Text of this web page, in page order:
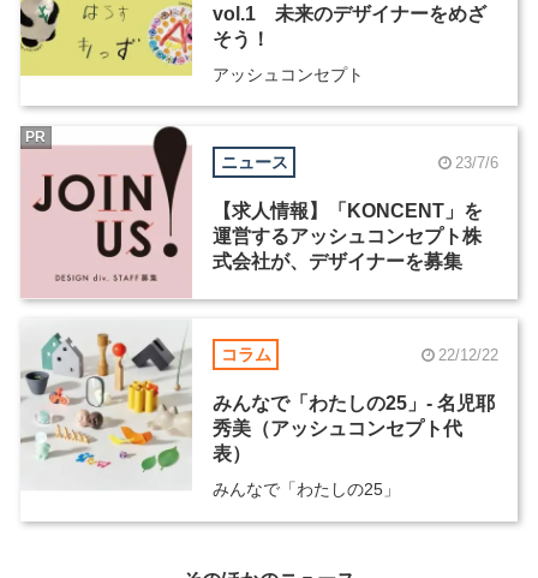
vol.1 未来のデザイナーをめざ
そう！
アッシュコンセプト
ニュース 23/7/6
【求人情報】「KONCENT」を
運営するアッシュコンセプト株
式会社が、デザイナーを募集
PR
コラム 22/12/22
みんなで「わたしの25」- 名児耶
秀美（アッシュコンセプト代
表）
みんなで「わたしの25」